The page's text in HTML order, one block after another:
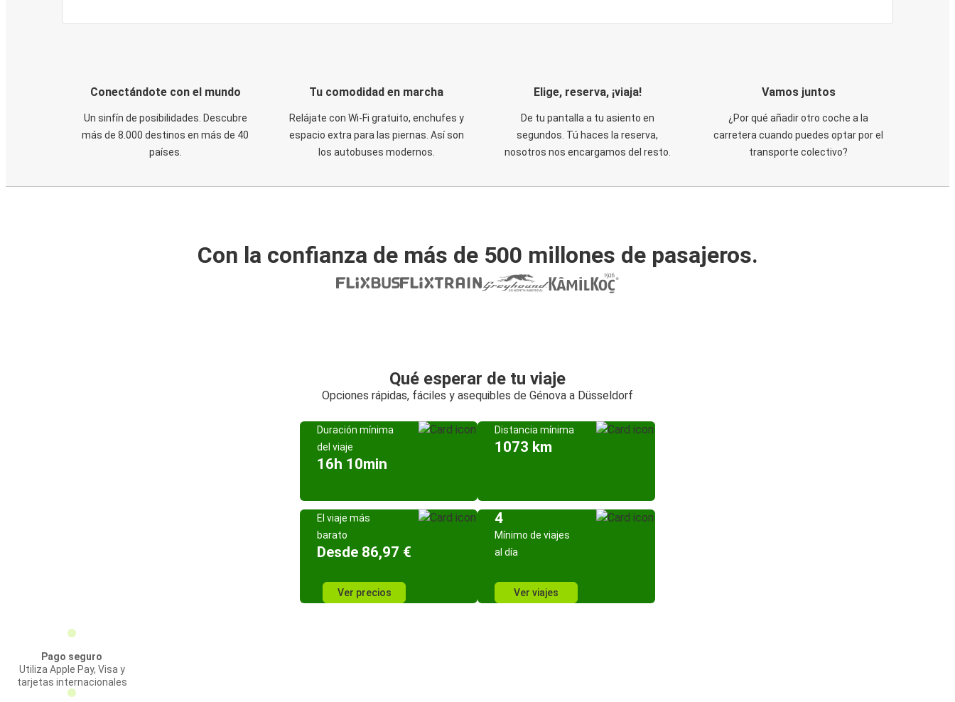
Conectándote con el mundo
Un sinfín de posibilidades. Descubre
más de 8.000 destinos en más de 40
países.
Tu comodidad en marcha
Relájate con Wi-Fi gratuito, enchufes y
espacio extra para las piernas. Así son
los autobuses modernos.
Elige, reserva, ¡viaja!
De tu pantalla a tu asiento en
segundos. Tú haces la reserva,
nosotros nos encargamos del resto.
Vamos juntos
¿Por qué añadir otro coche a la
carretera cuando puedes optar por el
transporte colectivo?
Con la confianza de más de 500 millones de pasajeros.
Qué esperar de tu viaje
Opciones rápidas, fáciles y asequibles de Génova a Düsseldorf
Duración mínima
del viaje
16h 10min
Distancia mínima
1073 km
El viaje más
barato
Desde 86,97 €
Ver precios
4
Mínimo de viajes
al día
Ver viajes
Pago seguro
Utiliza Apple Pay, Visa y
tarjetas internacionales